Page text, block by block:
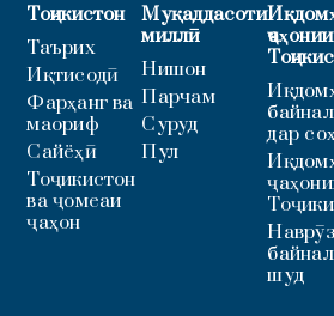
Тоҷикистон
Таърих
Иқтисодӣ
Фарҳанг ва
маориф
Сайёҳӣ
Тоҷикистон
ва ҷомеаи
ҷаҳон
Муқаддасоти
миллӣ
Нишон
Парчам
Суруд
Пул
ҷаҳонии
дар
Наврӯз
шуд